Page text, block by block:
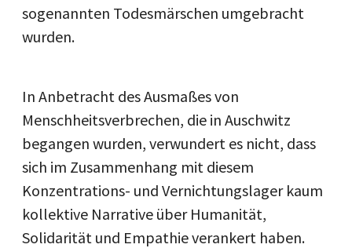
sogenannten Todesmärschen umgebracht
wurden.
In Anbetracht des Ausmaßes von
Menschheitsverbrechen, die in Auschwitz
begangen wurden, verwundert es nicht, dass
sich im Zusammenhang mit diesem
Konzentrations- und Vernichtungslager kaum
kollektive Narrative über Humanität,
Solidarität und Empathie verankert haben.